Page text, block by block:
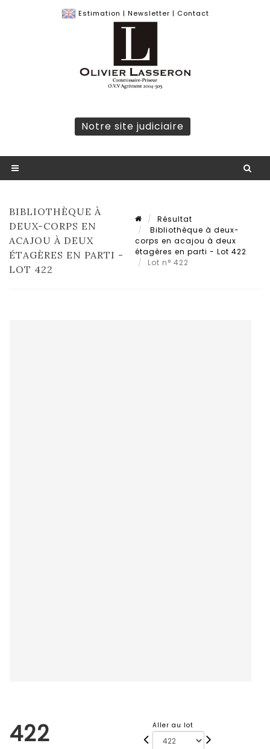
Estimation | Newsletter | Contact
Notre site judiciaire
BIBLIOTHÈQUE À
DEUX-CORPS EN
ACAJOU À DEUX
ÉTAGÈRES EN PARTI -
LOT 422
Résultat
Bibliothèque à deux-
corps en acajou à deux
étagères en parti - Lot 422
Lot n° 422
422 Aller au lot